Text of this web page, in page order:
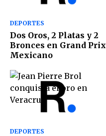
DEPORTES
Dos Oros, 2 Platas y 2
Bronces en Grand Prix
Mexicano
DEPORTES